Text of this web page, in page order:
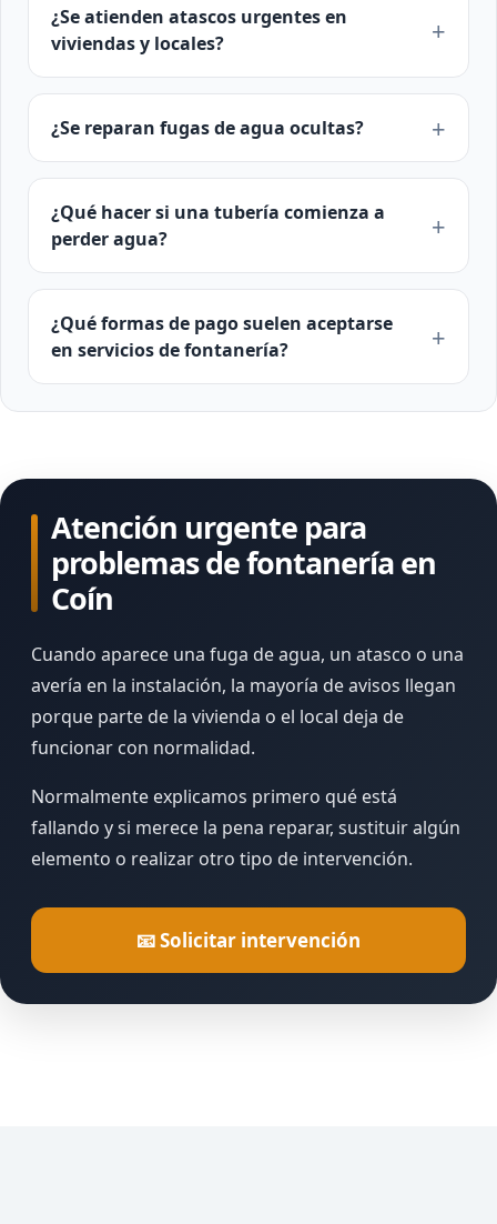
¿Se atienden atascos urgentes en
viviendas y locales?
¿Se reparan fugas de agua ocultas?
¿Qué hacer si una tubería comienza a
perder agua?
¿Qué formas de pago suelen aceptarse
en servicios de fontanería?
Atención urgente para
problemas de fontanería en
Coín
Cuando aparece una fuga de agua, un atasco o una
avería en la instalación, la mayoría de avisos llegan
porque parte de la vivienda o el local deja de
funcionar con normalidad.
Normalmente explicamos primero qué está
fallando y si merece la pena reparar, sustituir algún
elemento o realizar otro tipo de intervención.
📧 Solicitar intervención